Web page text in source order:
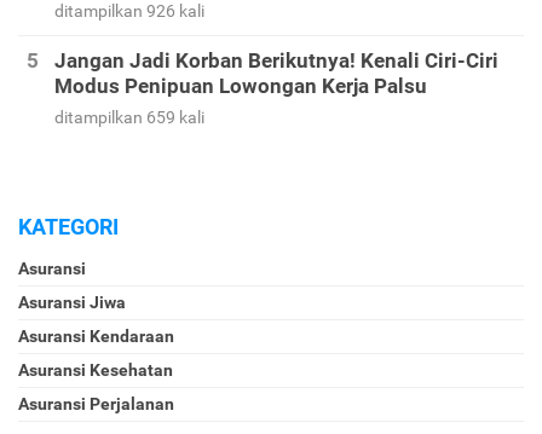
ditampilkan 926 kali
Jangan Jadi Korban Berikutnya! Kenali Ciri-Ciri
Modus Penipuan Lowongan Kerja Palsu
ditampilkan 659 kali
KATEGORI
Asuransi
Asuransi Jiwa
Asuransi Kendaraan
Asuransi Kesehatan
Asuransi Perjalanan